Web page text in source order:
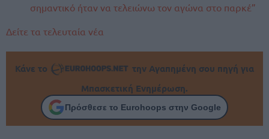
σημαντικό ήταν να τελειώνω τον αγώνα στο παρκέ”
Δείτε τα τελευταία νέα
Κάνε το
την Αγαπημένη σου πηγή για
Μπασκετική Ενημέρωση.
Πρόσθεσε το Eurohoops στην Google